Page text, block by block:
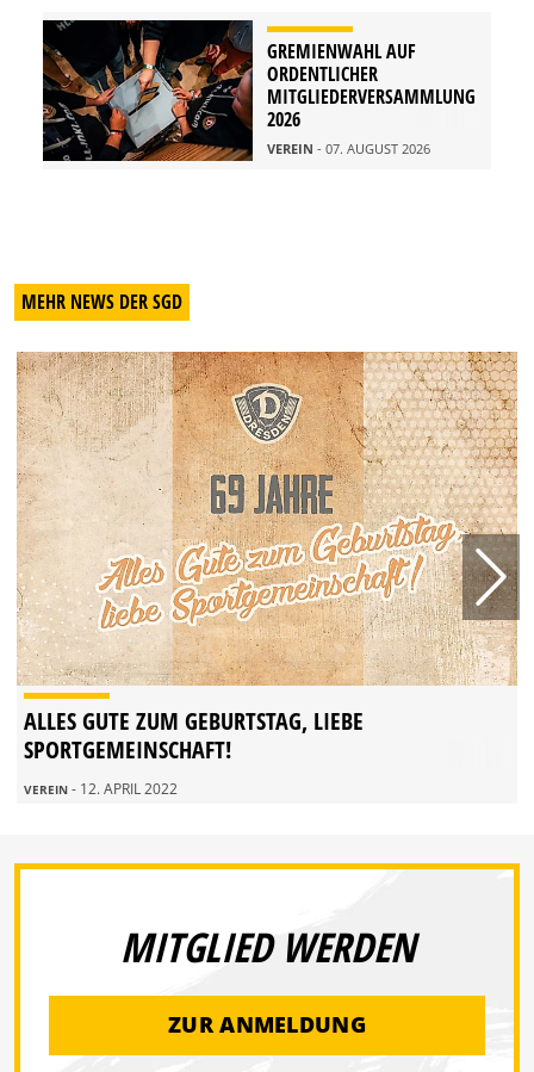
GREMIENWAHL AUF
ORDENTLICHER
MITGLIEDERVERSAMMLUNG
2026
VEREIN - 07. AUGUST 2026
MEHR NEWS DER SGD
ALLES GUTE ZUM GEBURTSTAG, LIEBE
SPORTGEMEINSCHAFT!
VEREIN - 12. APRIL 2022
MITGLIED WERDEN
ZUR ANMELDUNG